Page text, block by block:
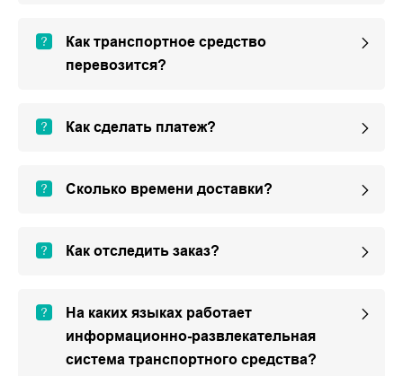
Как транспортное средство
перевозится?
Как сделать платеж?
Сколько времени доставки?
Как отследить заказ?
На каких языках работает
информационно-развлекательная
система транспортного средства?